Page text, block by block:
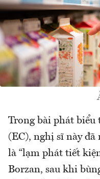
Trong bài phát biểu
(EC), nghị sĩ này đã
là “lạm phát tiết
Borzan, sau khi